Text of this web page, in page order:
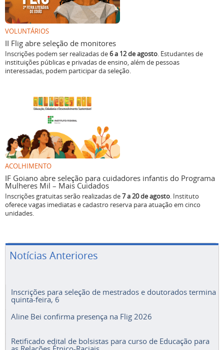
VOLUNTÁRIOS
II Flig abre seleção de monitores
Inscrições podem ser realizadas de6 a 12 de agosto. Estudantes de
instituições públicas e privadas de ensino, além de pessoas
interessadas, podem participar da seleção.
ACOLHIMENTO
IF Goiano abre seleção para cuidadores infantis do Programa
Mulheres Mil – Mais Cuidados
Inscrições gratuitas serão realizadas de7 a 20 de agosto. Instituto
oferece vagas imediatas e cadastro reserva para atuação em cinco
unidades.
Notícias Anteriores
Inscrições para seleção de mestrados e doutorados termina
quinta-feira, 6
Aline Bei confirma presença na Flig 2026
Retificado edital de bolsistas para curso de Educação para